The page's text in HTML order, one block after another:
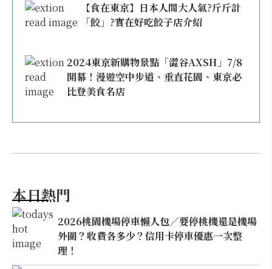
【食在東京】日本人間大人氣?斤斤計
「餃」?實在好吃餃子店介紹
2024東京新購物景點「澀谷AXSH」7/8
開幕！漫遊空中步道、垂直花園、東京必
比登美食名店
本日熱門
2026桃園機場停車懶人包／要停桃機還是機場
外圍？收費各多少？信用卡停車優惠一次整
理！